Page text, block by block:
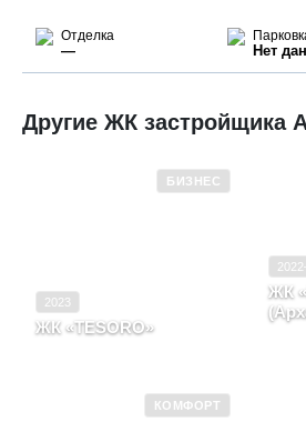
Отделка
— Нет
Другие ЖК застройщика
БИЗНЕС
2023
ЖК «TESORO»
ЖК
КОМФОРТ